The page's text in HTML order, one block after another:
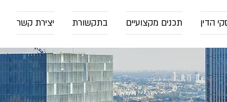
הדין תכנים מקצועיים בתקשורת יצירת קשר